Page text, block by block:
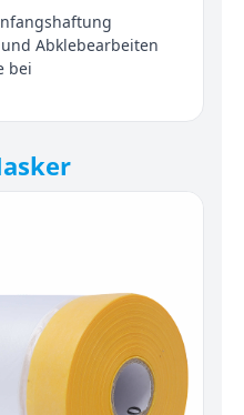
Abklebearbeiten
bei